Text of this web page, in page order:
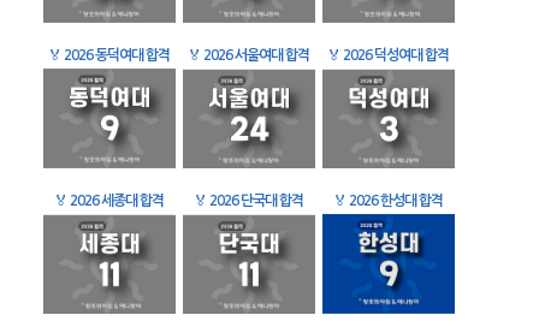
🏅 2026 동덕여대 합격 🏅 2026 서울여대 합격 🏅 2026 덕성여대 합격
🏅 2026 세종대 합격 🏅 2026 단국대 합격 🏅 2026 한성대 합격